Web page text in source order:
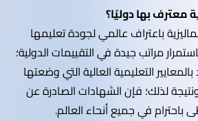
معترف بها دوليًا؟
باعتراف عالمي لجودة تعليمها
مراتب جيدة في التقييمات الدولية؛
التعليمية العالية التي وضعتها
ونتيجة لذلك؛ فإن الشهادات الصادرة عن
باحترام في جميع أنحاء العالم.